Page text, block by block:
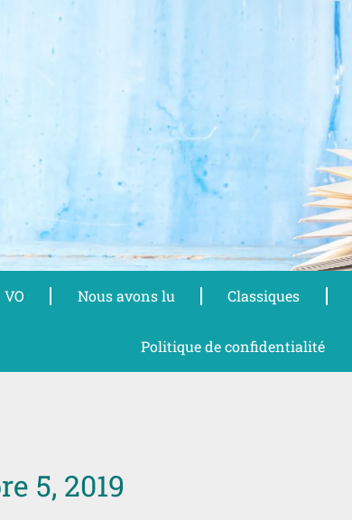
Nous avons lu Classiques
Politique de confidentialité
5, 2019